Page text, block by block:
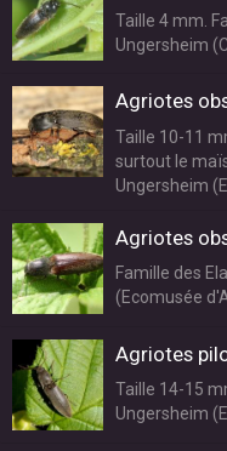
Taille 4 mm.
Ungersheim
Agriotes
Taille 10-11
surtout le
Ungersheim
Agriotes
Famille des
(Ecomusée
Agriotes
Taille 14-15
Ungersheim